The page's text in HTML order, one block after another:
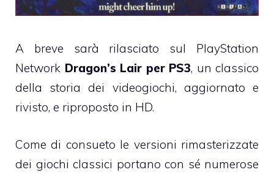
A breve sarà rilasciato sul PlayStation
Network Dragon’s Lair per PS3, un classico
della storia dei videogiochi, aggiornato e
rivisto, e riproposto in HD.
Come di consueto le versioni rimasterizzate
dei giochi classici portano con sé numerose